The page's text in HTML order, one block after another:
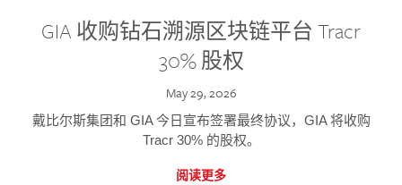
GIA 收购钻石溯源区块链平台 Tracr
30% 股权
May 29, 2026
戴比尔斯集团和 GIA 今日宣布签署最终协议，GIA 将收购
Tracr 30% 的股权。
阅读更多